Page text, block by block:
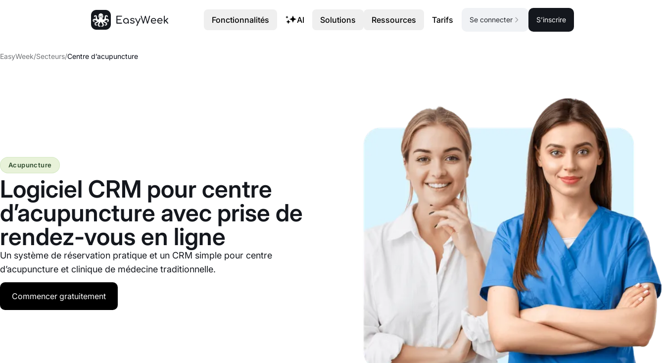
EasyWeek/Secteurs/Centre d’acupuncture
Logiciel CRM pour centre
d’acupuncture avec prise de
rendez-vous en ligne
Un système de réservation pratique et un CRM simple pour centre
d’acupuncture et clinique de médecine traditionnelle.
Acupuncture
Commencer gratuitement
Fonctionnalités AI Solutions Ressources Tarifs Se connecter S’inscrire